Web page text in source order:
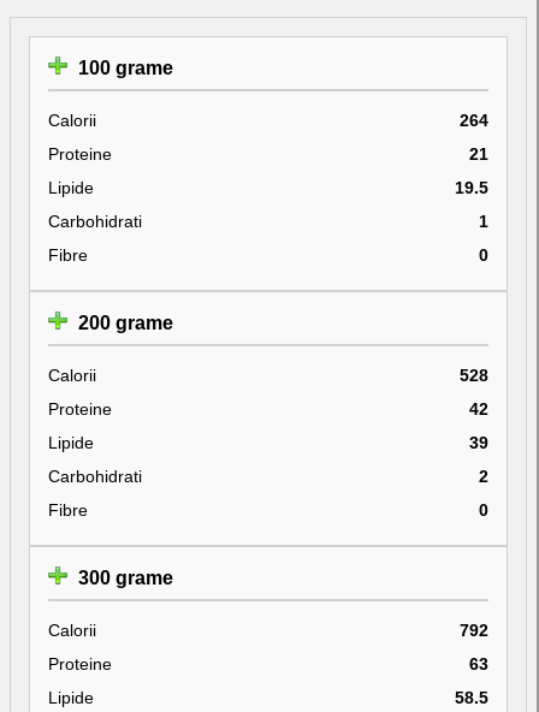
100 grame
Calorii
264
Proteine
21
Lipide
19.5
Carbohidrati
1
Fibre
0
200 grame
Calorii
528
Proteine
42
Lipide
39
Carbohidrati
2
Fibre
0
300 grame
Calorii
792
Proteine
63
Lipide
58.5